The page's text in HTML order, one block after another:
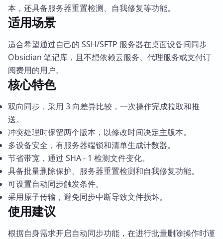
本，还具备服务器重置检测、自我修复等功能。
适用场景
适合希望通过自己的 SSH/SFTP 服务器在桌面设备间同步
Obsidian 笔记库，且不想依赖云服务、代理服务或支付订
阅费用的用户。
核心特色
双向同步，采用 3 向差异比较，一次操作完成拉取和推
送。
冲突处理时保留两个版本，以修改时间决定主版本。
多设备安全，有服务器端锁和清单生成计数器。
节省带宽，通过 SHA - 1 检测文件变化。
具备批量删除保护、服务器重置检测和自我修复功能。
可设置自动同步触发条件。
采用原子传输，避免同步中断导致文件损坏。
使用建议
根据自身需求开启自动同步功能，在进行批量删除操作时谨